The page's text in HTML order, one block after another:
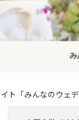
ト「みんなのウェデ